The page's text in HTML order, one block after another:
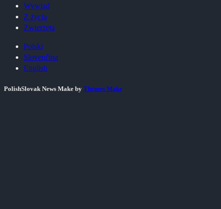
Wywiad
Z życia
Zwierzęta
Polski
Slovenčina
English
PolishSlovak News Make by Themes Make